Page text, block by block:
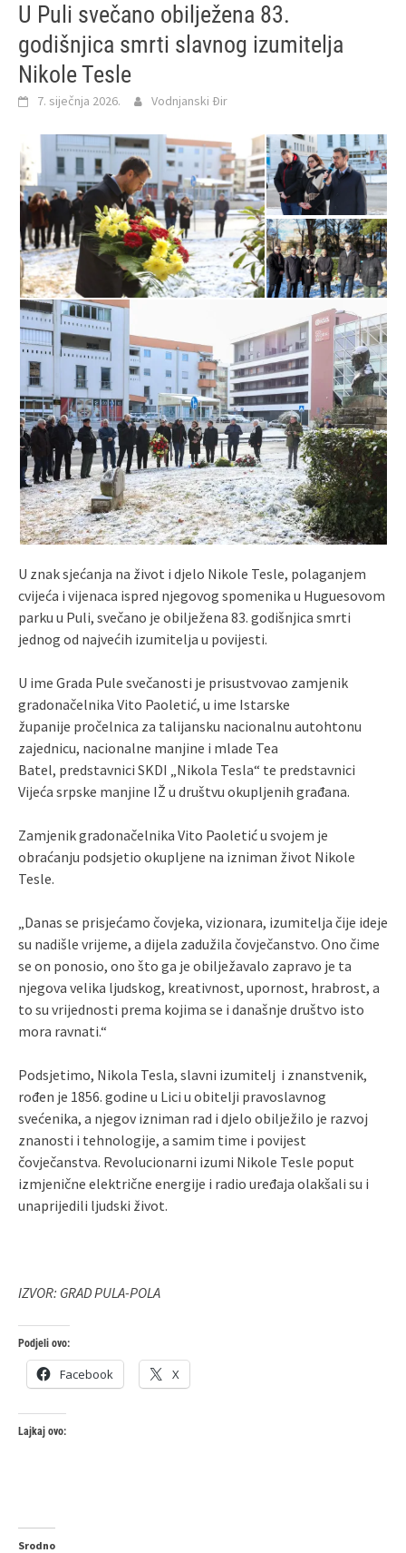
U Puli svečano obilježena 83.
godišnjica smrti slavnog izumitelja
Nikole Tesle
7. siječnja 2026. Vodnjanski Đir
U znak sjećanja na život i djelo Nikole Tesle, polaganjem
cvijeća i vijenaca ispred njegovog spomenika u Huguesovom
parku u Puli, svečano je obilježena 83. godišnjica smrti
jednog od najvećih izumitelja u povijesti.
U ime Grada Pule svečanosti je prisustvovao zamjenik
gradonačelnika Vito Paoletić, u ime Istarske
županije pročelnica za talijansku nacionalnu autohtonu
zajednicu, nacionalne manjine i mlade Tea
Batel, predstavnici SKDI „Nikola Tesla“ te predstavnici
Vijeća srpske manjine IŽ u društvu okupljenih građana.
Zamjenik gradonačelnika Vito Paoletić u svojem je
obraćanju podsjetio okupljene na izniman život Nikole
Tesle.
„Danas se prisjećamo čovjeka, vizionara, izumitelja čije ideje
su nadišle vrijeme, a dijela zadužila čovječanstvo. Ono čime
se on ponosio, ono što ga je obilježavalo zapravo je ta
njegova velika ljudskog, kreativnost, upornost, hrabrost, a
to su vrijednosti prema kojima se i današnje društvo isto
mora ravnati.“
Podsjetimo, Nikola Tesla, slavni izumitelj i znanstvenik,
rođen je 1856. godine u Lici u obitelji pravoslavnog
svećenika, a njegov izniman rad i djelo obilježilo je razvoj
znanosti i tehnologije, a samim time i povijest
čovječanstva. Revolucionarni izumi Nikole Tesle poput
izmjenične električne energije i radio uređaja olakšali su i
unaprijedili ljudski život.
IZVOR: GRAD PULA-POLA
Podjeli ovo:
Facebook X
Lajkaj ovo:
Srodno